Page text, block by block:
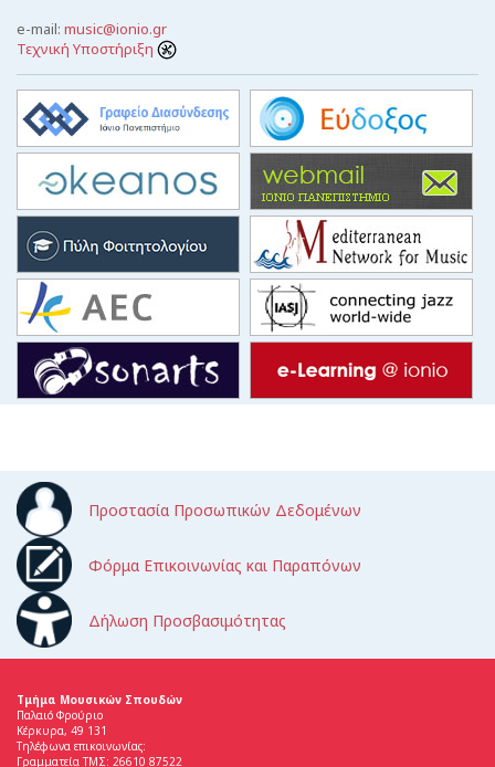
e-mail: music@ionio.gr
Τεχνική Υποστήριξη
Προστασία Προσωπικών Δεδομένων
Φόρμα Επικοινωνίας και Παραπόνων
Δήλωση Προσβασιμότητας
Τμήμα Μουσικών Σπουδών
Παλαιό Φρούριο
Κέρκυρα, 49 131
Τηλέφωνα επικοινωνίας:
Γραμματεία ΤΜΣ: 26610 87522